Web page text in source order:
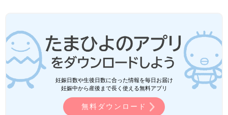
妊娠日数や生後日数に合った情報を毎日お届け
妊娠中から産後まで長く使える無料アプリ
無料ダウンロード